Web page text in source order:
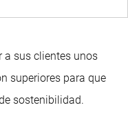
a sus clientes unos
superiores para que
sostenibilidad.